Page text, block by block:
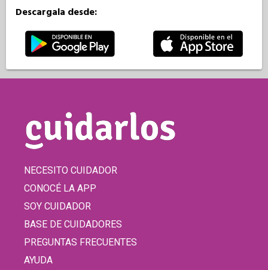
Descargala desde:
NECESITO CUIDADOR
CONOCÉ LA APP
SOY CUIDADOR
BASE DE CUIDADORES
PREGUNTAS FRECUENTES
AYUDA